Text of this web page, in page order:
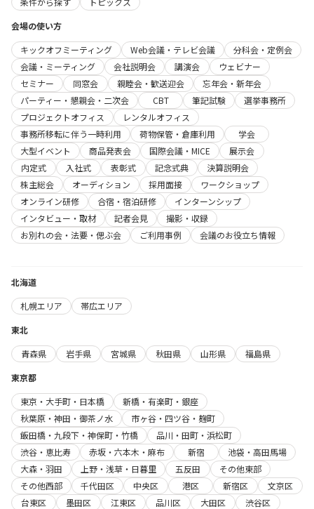
会場の使い方
キックオフミーティング
Web会議・テレビ会議
分科会・定例会
会議・ミーティング
会社説明会 講演会
ウェビナー
セミナー
同窓会 親睦会・歓送迎会
忘年会・新年会
パーティー・懇親会・二次会
CBT 筆記試験
選挙事務所
プロジェクトオフィス
レンタルオフィス
事務所移転に伴う一時利用
荷物保管・倉庫利用
学会
大型イベント
商品発表会 国際会議・MICE
展示会
内定式
入社式 表彰式 記念式典
決算説明会
株主総会
オーディション 採用面接
ワークショップ
オンライン研修
合宿・宿泊研修
インターンシップ
インタビュー・取材
記者会見
撮影・収録
お別れの会・法要・偲ぶ会
ご利用事例 会議のお役立ち情報
北海道
札幌エリア
帯広エリア
東北
青森県
岩手県 宮城県 秋田県 山形県
福島県
東京都
東京・大手町・日本橋
新橋・有楽町・銀座
秋葉原・神田・御茶ノ水
市ヶ谷・四ツ谷・麹町
飯田橋・九段下・神保町・竹橋
品川・田町・浜松町
渋谷・恵比寿
赤坂・六本木・麻布 新宿
池袋・高田馬場
大森・羽田
上野・浅草・日暮里 五反田
その他東部
その他西部
千代田区 中央区 港区 新宿区
文京区
台東区
墨田区 江東区 品川区 大田区
渋谷区